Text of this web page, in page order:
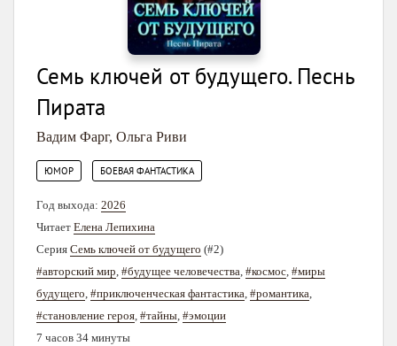
Семь ключей от будущего. Песнь
Пирата
Вадим Фарг, Ольга Риви
ЮМОР БОЕВАЯ ФАНТАСТИКА
Год выхода: 2026
Читает Елена Лепихина
Серия Семь ключей от будущего (#2)
#авторский мир, #будущее человечества, #космос, #миры
будущего, #приключенческая фантастика, #романтика,
#становление героя, #тайны, #эмоции
7 часов 34 минуты